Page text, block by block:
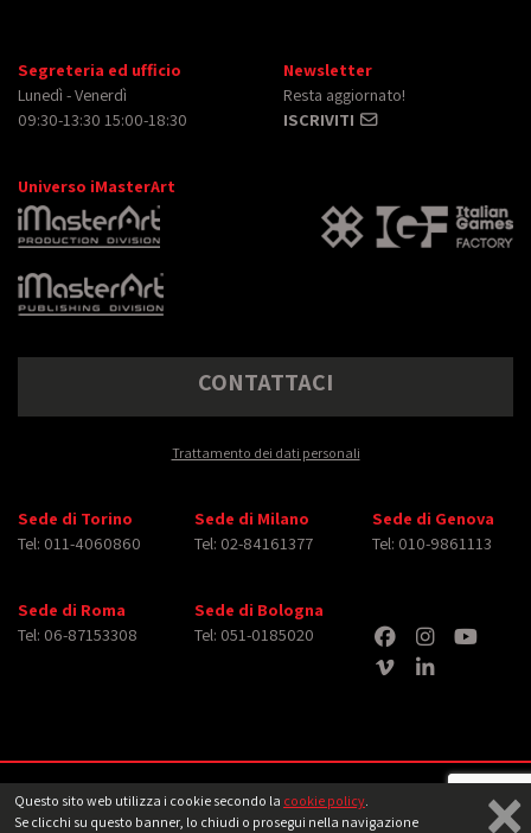
Questo sito web utilizza i cookie secondo la cookie policy.
Se clicchi su questo banner, lo chiudi o prosegui nella navigazione
Segreteria ed ufficio
Lunedì - Venerdì
09:30-13:30 15:00-18:30
Newsletter
Resta aggiornato!
ISCRIVITI
Universo iMasterArt
CONTATTACI
Trattamento dei dati personali
Sede di Torino
Tel: 011-4060860
Sede di Milano
Tel: 02-84161377
Sede di Genova
Tel: 010-9861113
Sede di Roma
Tel: 06-87153308
Sede di Bologna
Tel: 051-0185020
Copyright © 2026 iMasterArt S.r.l. ‐ All rights reserved. Tutti i diritti relativi ad
immagini e video pubblicati sono dei rispettiviaventi diritto Note legali